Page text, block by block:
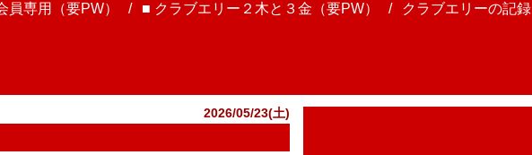
員専用（要PW） ■ クラブエリー２木と３金（要PW）
クラブエリーの記録
2026/05/23(土)